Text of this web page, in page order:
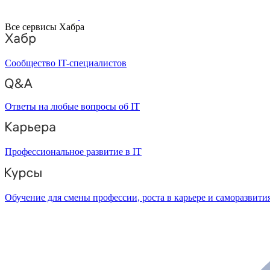
Все сервисы Хабра
Сообщество IT-специалистов
Ответы на любые вопросы об IT
Профессиональное развитие в IT
Обучение для смены профессии, роста в карьере и